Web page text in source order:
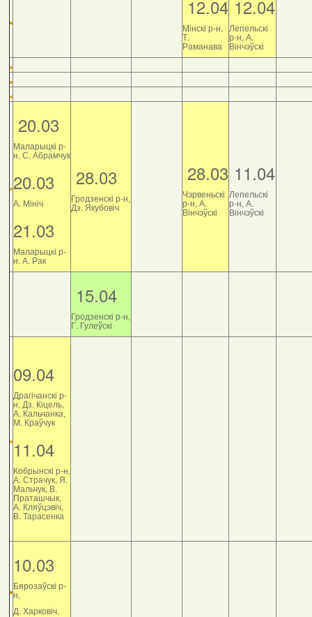
12.04
Мінскі р-н,
Т.
Раманава
12.04
Лепельскі
р-н, А.
Вінчэўскі
20.03
Маларыцкі р-
н, С. Абрамчук
20.03
А. Мініч
21.03
Маларыцкі р-
н. А. Рак
28.03
Гродзенскі р-н,
Дз. Якубовіч
28.03
Чэрвеньскі
р-н, А.
Вінчэўскі
11.04
Лепельскі
р-н, А.
Вінчэўскі
15.04
Гродзенскі р-н,
Г. Гулеўскі
09.04
Драгічанскі р-
н, Дз. Кіцель,
А. Кальчанка,
М. Краўчук
11.04
Кобрынскі р-н,
А. Страчук, Я.
Мальчук, В.
Праташчык,
А. Кляўцэвіч,
В. Тарасенка
10.03
Бярозаўскі р-
н,
Д. Харковіч,